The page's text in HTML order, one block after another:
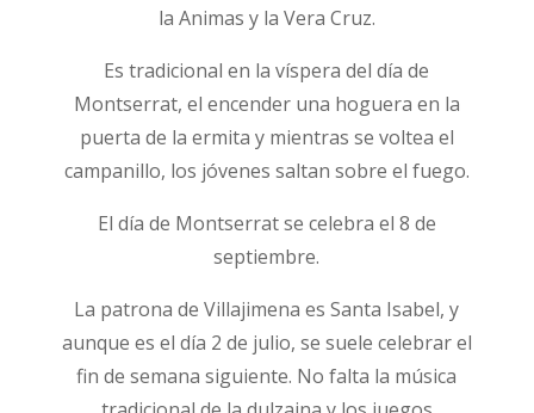
la Animas y la Vera Cruz.
Es tradicional en la víspera del día de
Montserrat, el encender una hoguera en la
puerta de la ermita y mientras se voltea el
campanillo, los jóvenes saltan sobre el fuego.
El día de Montserrat se celebra el 8 de
septiembre.
La patrona de Villajimena es Santa Isabel, y
aunque es el día 2 de julio, se suele celebrar el
fin de semana siguiente. No falta la música